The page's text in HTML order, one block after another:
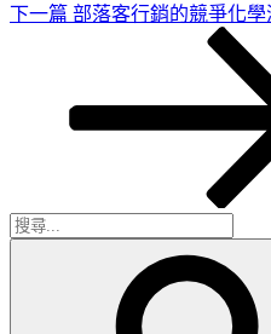
下
下一篇 部落客行銷的競爭化
搜